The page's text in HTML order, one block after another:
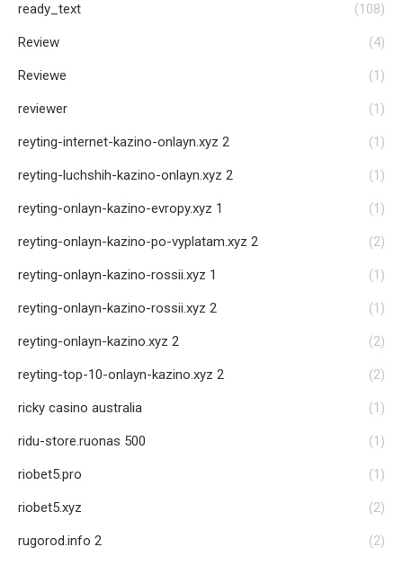
ready_text (108)
Review (4)
Reviewe (1)
reviewer (1)
reyting-internet-kazino-onlayn.xyz 2 (1)
reyting-luchshih-kazino-onlayn.xyz 2 (1)
reyting-onlayn-kazino-evropy.xyz 1 (1)
reyting-onlayn-kazino-po-vyplatam.xyz 2 (2)
reyting-onlayn-kazino-rossii.xyz 1 (1)
reyting-onlayn-kazino-rossii.xyz 2 (1)
reyting-onlayn-kazino.xyz 2 (2)
reyting-top-10-onlayn-kazino.xyz 2 (2)
ricky casino australia (1)
ridu-store.ruonas 500 (1)
riobet5.pro (1)
riobet5.xyz (2)
rugorod.info 2 (2)